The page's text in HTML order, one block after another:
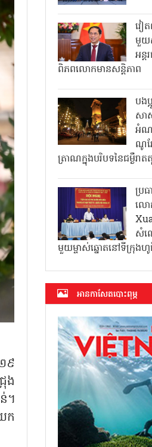
៩
ង
។
ក
វៀ
មួ
អន្
ពិភពលោកមានសន្តិភាព
បងប្
សា
អំណ
ណូអ
ត្រាណក្នុងបរិបទនៃជម្ងឺរា
ប្រ
លោ
សំ
មួយម្ចាស់ឆ្នោតនៅទីក្រុង
អាន​កាសែត​បោះពុម្ភ